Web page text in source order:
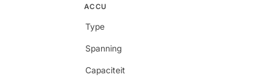
ACCU
Type
Spanning
Capaciteit